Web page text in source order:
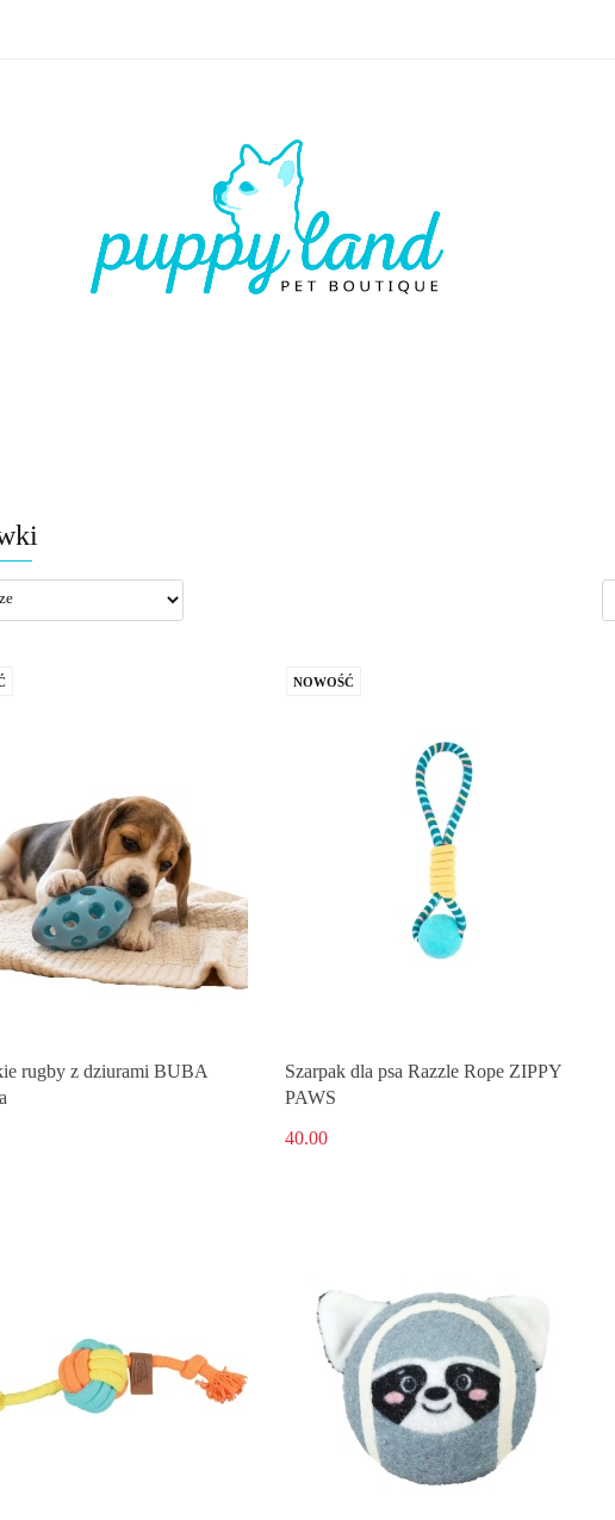
🏷️
rugby z dziurami BUBA
NOWOŚĆ
Szarpak dla psa Razzle Rope ZIPPY
PAWS
40.00